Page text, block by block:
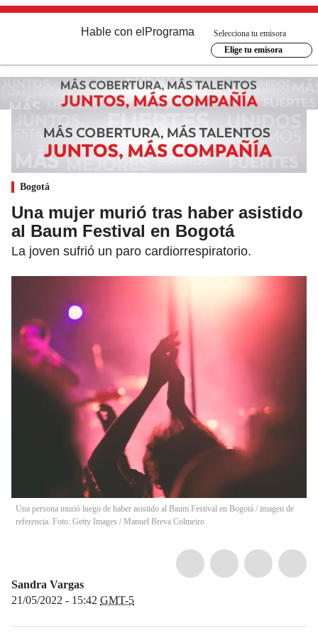
Hable con el Programa
Selecciona tu emisora
Elige tu emisora
Bogotá
Una mujer murió tras haber asistido
al Baum Festival en Bogotá
La joven sufrió un paro cardiorrespiratorio.
Una persona murió luego de haber asistido al Baum Festival en Bogotá / imagen de
referencia. Foto: Getty Images / Manuel Breva Colmeiro
Sandra Vargas
21/05/2022 - 15:42 GMT-5